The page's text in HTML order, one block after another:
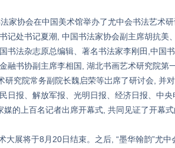
协会在中国美术馆举办了尤中会书法艺术研
记处书记夏潮, 中国书法家协会副主席胡抗美
书法杂志原总编辑、著名书法家李刚田,中国
融书协副主席李相国, 湖北书画艺术研究院第
研究院常务副院长魏启荣等岀席了研讨会, 并
日报、解放军报、光明日报、经济日报、中央
的上百名记者出席开幕式, 共同见证了开幕式
展将于8月20日结束。之后, “墨华翰韵”尤中